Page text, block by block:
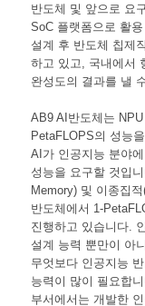
반도체 및 앞으로 요
SoC 플랫폼으로 활
설계 후 반도체 칩제
하고 있고, 국내에서
완성도의 결과를 낼
AB9 AI반도체는
PetaFLOPS의 성능
AI가 인공지능 분야
성능을 요구할 것입
Memory) 및 이종집
반도체에서 1-
진행하고 있습니다.
설계 능력 뿐만이 아
무엇보다 인공지능
능력이 많이 필요합
부서에서는 개발한